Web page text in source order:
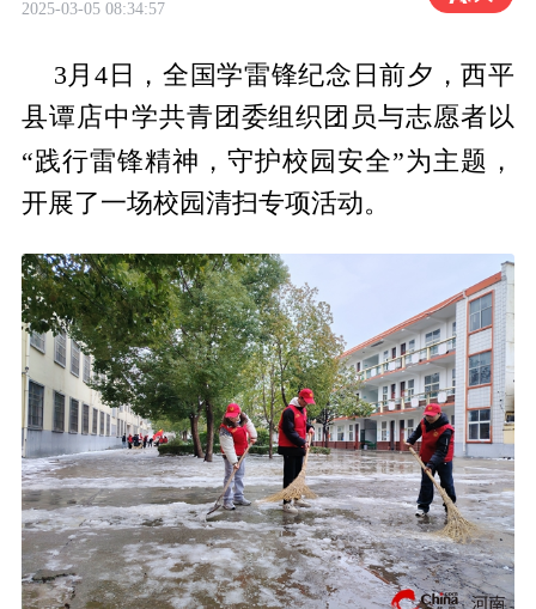
2025-03-05 08:34:57
3月4日，全国学雷锋纪念日前夕，西平
县谭店中学共青团委组织团员与志愿者以
“践行雷锋精神 ，守护校园安全”为主题，
开展了一场校园清扫专项活动。